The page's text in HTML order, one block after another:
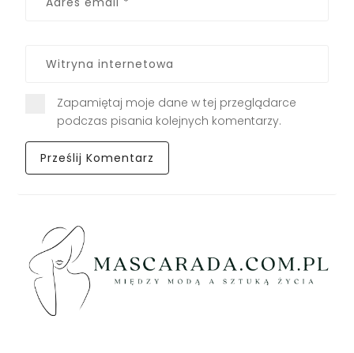
Zapamiętaj moje dane w tej przeglądarce
podczas pisania kolejnych komentarzy.